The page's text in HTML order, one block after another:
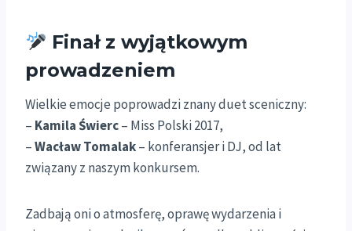
Finał z wyjątkowym
prowadzeniem
Wielkie emocje poprowadzi znany duet sceniczny:
– Kamila Świerc– Miss Polski 2017,
–Wacław Tomalak– konferansjer i DJ, od lat
związany z naszym konkursem.
Zadbają oni o atmosferę, oprawę wydarzenia i